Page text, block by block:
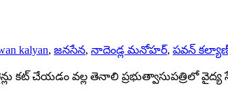
kalyan, జనసేన, నాదెండ్ల మనోహర్, పవన్
కట్ చేయడం వల్ల తెనాలి ప్రభుత్వాసుపత్రిలో